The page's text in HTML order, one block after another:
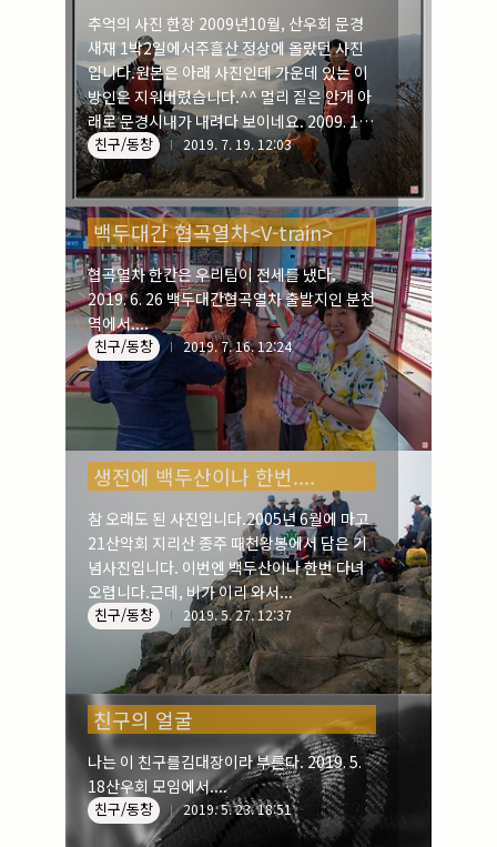
추억의 사진 한장 2009년10월, 산우회 문경
새재 1박2일에서주흘산 정상에 올랐던 사진
입니다.원본은 아래 사진인데 가운데 있는 이
방인은 지워버렸습니다.^^ 멀리 짙은 안개 아
래로 문경시내가 내려다 보이네요. 2009. 10.
25문경 주흘산(1,108m)에서....
친구/동창 2019. 7. 19. 12:03
백두대간 협곡열차<V-train>
협곡열차 한칸은 우리팀이 전세를 냈다.
2019. 6. 26 백두대간협곡열차 출발지인 분천
역에서....
친구/동창 2019. 7. 16. 12:24
생전에 백두산이나 한번....
참 오래도 된 사진입니다.2005년 6월에 마고
21산악회 지리산 종주 때천왕봉에서 담은 기
념사진입니다. 이번엔 백두산이나 한번 다녀
오렵니다.근데, 비가 이리 와서...
친구/동창 2019. 5. 27. 12:37
친구의 얼굴
나는 이 친구를김대장이라 부른다. 2019. 5.
18산우회 모임에서....
친구/동창 2019. 5. 23. 18:51